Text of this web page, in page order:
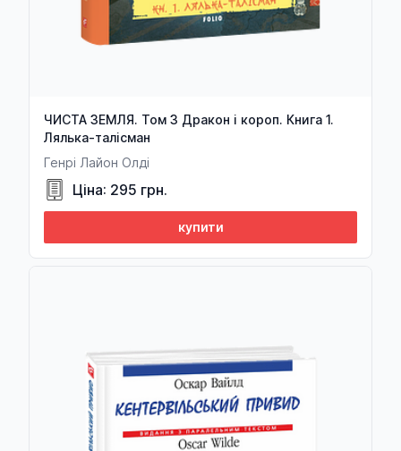
ЧИСТА ЗЕМЛЯ. Том 3 Дракон і короп. Книга 1.
Лялька-талісман
Генрі Лайон Олді
Ціна: 295 грн.
купити